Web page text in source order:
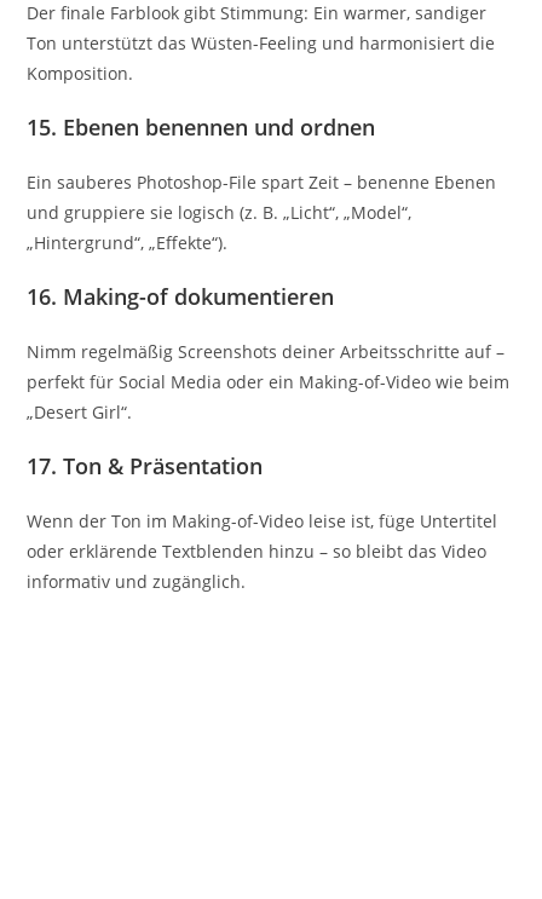
Der finale Farblook gibt Stimmung: Ein warmer, sandiger
Ton unterstützt das Wüsten-Feeling und harmonisiert die
Komposition.
15. Ebenen benennen und ordnen
Ein sauberes Photoshop-File spart Zeit – benenne Ebenen
und gruppiere sie logisch (z. B. „Licht“, „Model“,
„Hintergrund“, „Effekte“).
16. Making-of dokumentieren
Nimm regelmäßig Screenshots deiner Arbeitsschritte auf –
perfekt für Social Media oder ein Making-of-Video wie beim
„Desert Girl“.
17. Ton & Präsentation
Wenn der Ton im Making-of-Video leise ist, füge Untertitel
oder erklärende Textblenden hinzu – so bleibt das Video
informativ und zugänglich.